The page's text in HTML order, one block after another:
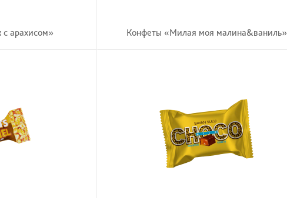
арахисом» Конфеты «Милая моя малина&ваниль»